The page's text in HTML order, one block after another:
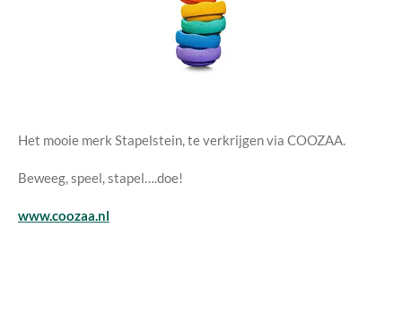
Het mooie merk Stapelstein, te verkrijgen via COOZAA.
Beweeg, speel, stapel….doe!
www.coozaa.nl